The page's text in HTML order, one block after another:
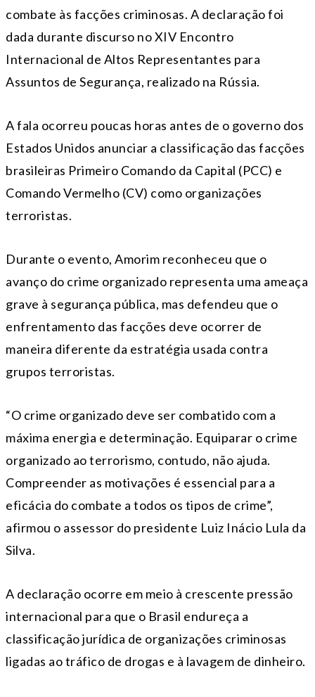
combate às facções criminosas. A declaração foi
dada durante discurso no XIV Encontro
Internacional de Altos Representantes para
Assuntos de Segurança, realizado na Rússia.
A fala ocorreu poucas horas antes de o governo dos
Estados Unidos anunciar a classificação das facções
brasileiras Primeiro Comando da Capital (PCC) e
Comando Vermelho (CV) como organizações
terroristas.
Durante o evento, Amorim reconheceu que o
avanço do crime organizado representa uma ameaça
grave à segurança pública, mas defendeu que o
enfrentamento das facções deve ocorrer de
maneira diferente da estratégia usada contra
grupos terroristas.
“O crime organizado deve ser combatido com a
máxima energia e determinação. Equiparar o crime
organizado ao terrorismo, contudo, não ajuda.
Compreender as motivações é essencial para a
eficácia do combate a todos os tipos de crime”,
afirmou o assessor do presidente Luiz Inácio Lula da
Silva.
A declaração ocorre em meio à crescente pressão
internacional para que o Brasil endureça a
classificação jurídica de organizações criminosas
ligadas ao tráfico de drogas e à lavagem de dinheiro.